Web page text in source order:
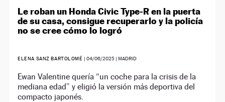
Le roban un Honda Civic Type-R en la puerta
de su casa, consigue recuperarlo y la policía
no se cree cómo lo logró
ELENA SANZ BARTOLOMÉ |04/06/2025 | MADRID
Ewan Valentine quería “un coche para la crisis de la
mediana edad” y eligió la versión más deportiva del
compacto japonés.